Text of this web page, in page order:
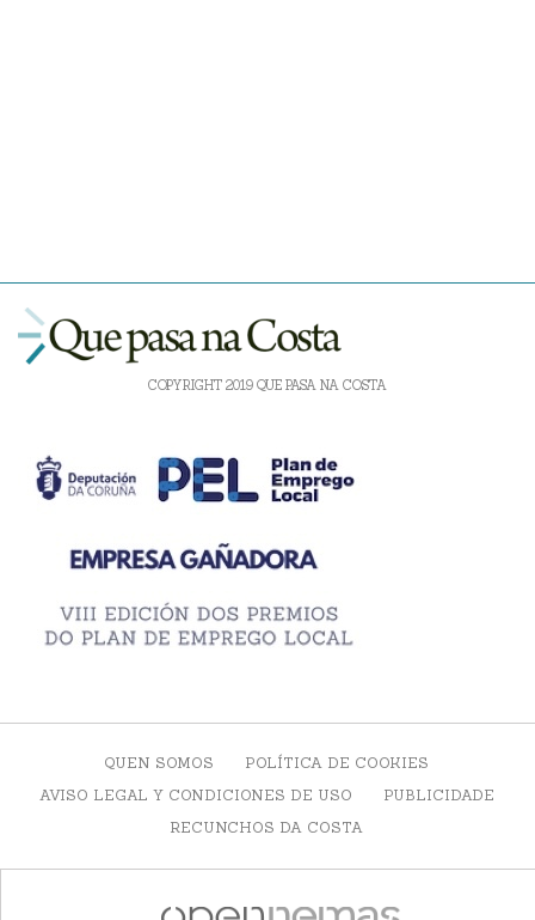
COPYRIGHT 2019 QUE PASA NA COSTA
QUEN SOMOS
POLÍTICA DE COOKIES
AVISO LEGAL Y CONDICIONES DE USO
PUBLICIDADE
RECUNCHOS DA COSTA